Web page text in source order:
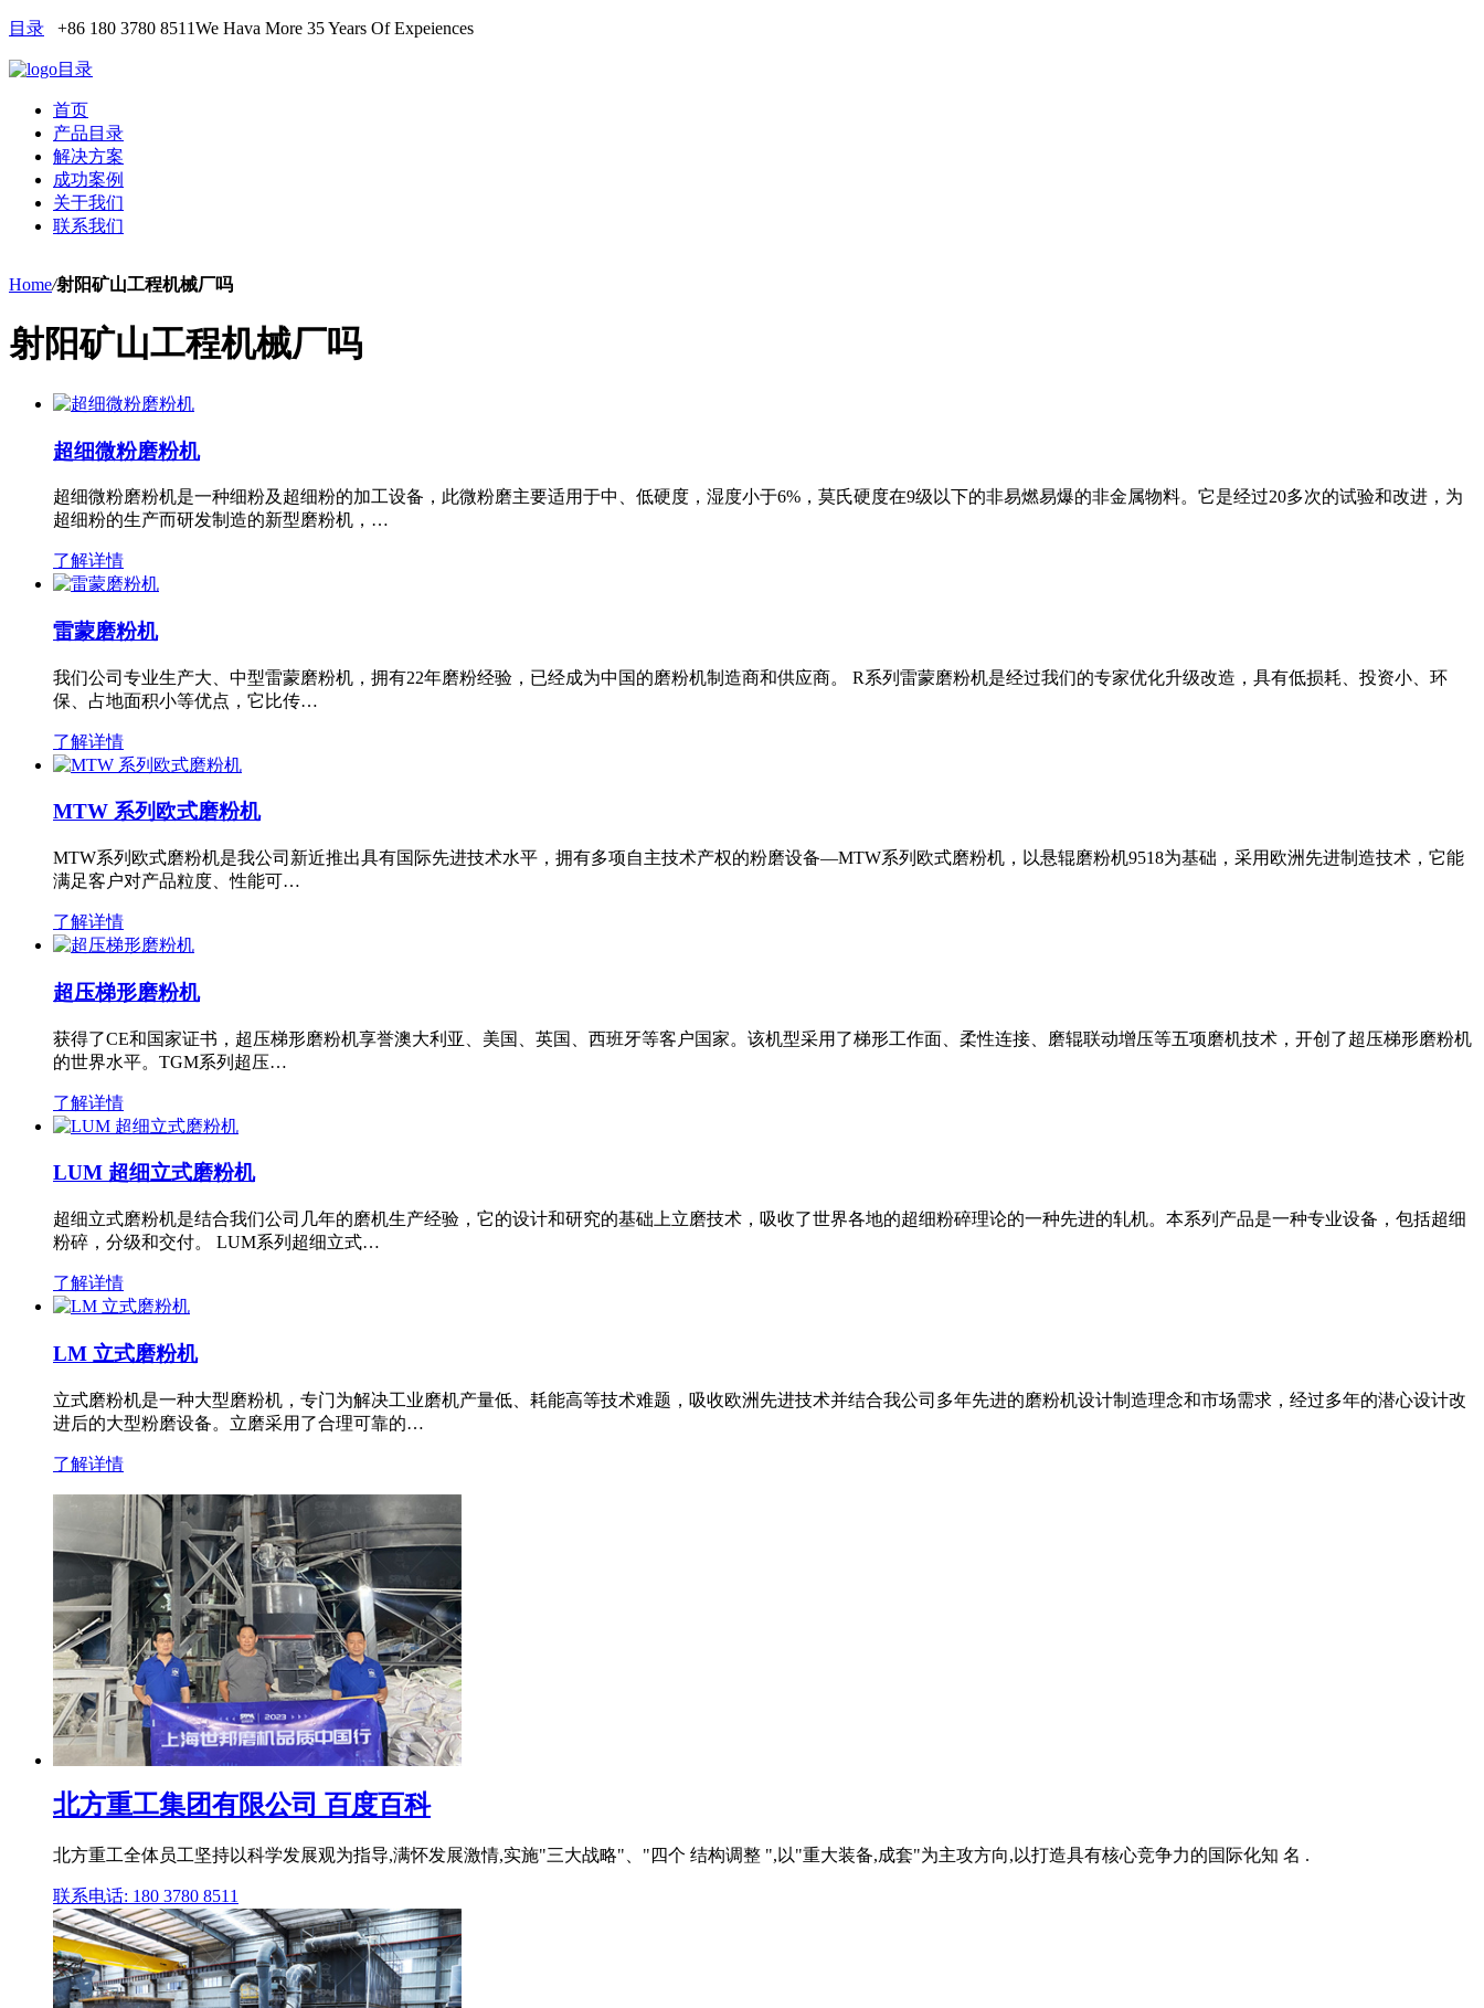
目录 +86 180 3780 8511We Hava More 35 Years Of Expeiences
目录
首页
产品目录
解决方案
成功案例
关于我们
联系我们
Home/射阳矿山工程机械厂吗
射阳矿山工程机械厂吗
超细微粉磨粉机
超细微粉磨粉机是一种细粉及超细粉的加工设备，此微粉磨主要适用于中、低硬度，湿度小于6%，莫氏硬度在9级以下的非易燃易爆的非金属物料。它是经过20多次的试验和改进，为
超细粉的生产而研发制造的新型磨粉机，…
了解详情
雷蒙磨粉机
我们公司专业生产大、中型雷蒙磨粉机，拥有22年磨粉经验，已经成为中国的磨粉机制造商和供应商。 R系列雷蒙磨粉机是经过我们的专家优化升级改造，具有低损耗、投资小、环
保、占地面积小等优点，它比传…
了解详情
MTW 系列欧式磨粉机
MTW系列欧式磨粉机是我公司新近推出具有国际先进技术水平，拥有多项自主技术产权的粉磨设备—MTW系列欧式磨粉机，以悬辊磨粉机9518为基础，采用欧洲先进制造技术，它能
满足客户对产品粒度、性能可…
了解详情
超压梯形磨粉机
获得了CE和国家证书，超压梯形磨粉机享誉澳大利亚、美国、英国、西班牙等客户国家。该机型采用了梯形工作面、柔性连接、磨辊联动增压等五项磨机技术，开创了超压梯形磨粉机
的世界水平。TGM系列超压…
了解详情
LUM 超细立式磨粉机
超细立式磨粉机是结合我们公司几年的磨机生产经验，它的设计和研究的基础上立磨技术，吸收了世界各地的超细粉碎理论的一种先进的轧机。本系列产品是一种专业设备，包括超细
粉碎，分级和交付。 LUM系列超细立式…
了解详情
LM 立式磨粉机
立式磨粉机是一种大型磨粉机，专门为解决工业磨机产量低、耗能高等技术难题，吸收欧洲先进技术并结合我公司多年先进的磨粉机设计制造理念和市场需求，经过多年的潜心设计改
进后的大型粉磨设备。立磨采用了合理可靠的…
了解详情
北方重工集团有限公司 百度百科
北方重工全体员工坚持以科学发展观为指导,满怀发展激情,实施"三大战略"、"四个 结构调整 ",以"重大装备,成套"为主攻方向,以打造具有核心竞争力的国际化知 名 .
联系电话: 180 3780 8511